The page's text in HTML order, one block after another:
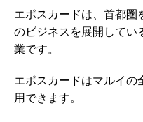
エポスカードは、首都圏
のビジネスを展開してい
業です。
エポスカードはマルイの
用できます。